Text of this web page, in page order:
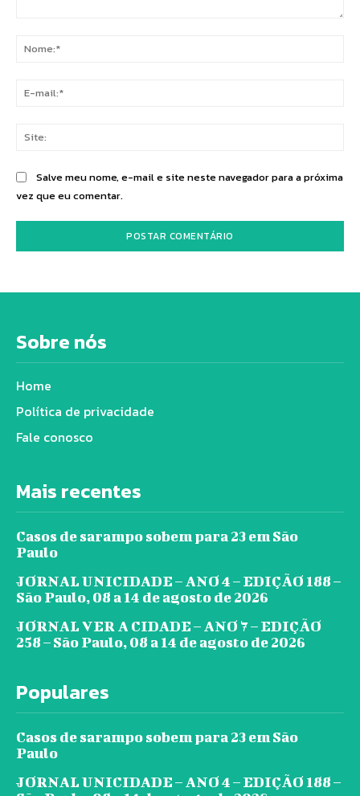
Salve meu nome, e-mail e site neste navegador para a próxima
vez que eu comentar.
Sobre nós
Home
Política de privacidade
Fale conosco
Mais recentes
Casos de sarampo sobem para 23 em São
Paulo
JORNAL UNICIDADE – ANO 4 – EDIÇÃO 188 –
São Paulo, 08 a 14 de agosto de 2026
JORNAL VER A CIDADE – ANO 7 – EDIÇÃO
258 – São Paulo, 08 a 14 de agosto de 2026
Populares
Casos de sarampo sobem para 23 em São
Paulo
JORNAL UNICIDADE – ANO 4 – EDIÇÃO 188 –